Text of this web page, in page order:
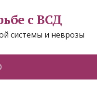
с ВСД
системы и неврозы